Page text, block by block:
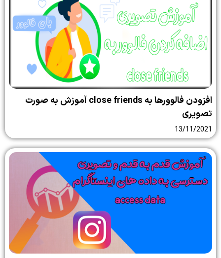
افزودن فالوورها به close friends آموزش به صورت
تصویری
13/11/2021